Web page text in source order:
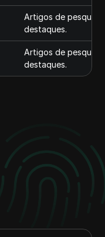
Artigos de pesquisa
destaques.
Artigos de pesquisa
destaques.